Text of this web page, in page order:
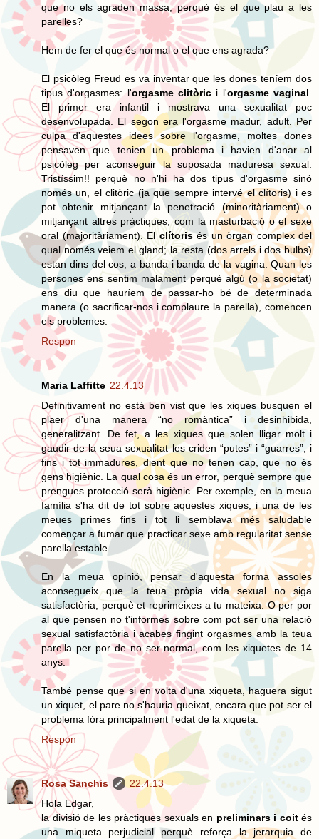
que no els agraden massa, perquè és el que plau a les
parelles?
Hem de fer el que és normal o el que ens agrada?
El psicòleg Freud es va inventar que les dones teníem dos
tipus d'orgasmes: l'orgasme clitòric i l'orgasme vaginal
El primer era infantil i mostrava una sexualitat poc
desenvolupada. El segon era l'orgasme madur, adult. Per
culpa d'aquestes idees sobre l'orgasme, moltes dones
pensaven que tenien un problema i havien d'anar al
psicòleg per aconseguir la suposada maduresa sexual.
Tristíssim!! perquè no n'hi ha dos tipus d'orgasme sinó
només un, el clitòric (ja que sempre intervé el clítoris) i es
pot obtenir mitjançant la penetració (minoritàriament) o
mitjançant altres pràctiques, com la masturbació o el sexe
oral (majoritàriament). Elclítorisés un òrgan complex del
qual només veiem el gland; la resta (dos arrels i dos bulbs)
estan dins del cos, a banda i banda de la vagina. Quan les
persones ens sentim malament perquè algú (o la societat)
ens diu que hauríem de passar-ho bé de determinada
manera (o sacrificar-nos i complaure la parella), comencen
els problemes.
Respon
Maria Laffitte 22.4.13
Definitivament no està ben vist que les xiques busquen el
plaer d'una manera “no romàntica” i desinhibida,
generalitzant. De fet, a les xiques que solen lligar molt i
gaudir de la seua sexualitat les criden “putes” i “guarres”, i
fins i tot immadures, dient que no tenen cap, que no és
gens higiènic. La qual cosa és un error, perquè sempre que
prengues protecció serà higiènic. Per exemple, en la meua
família s'ha dit de tot sobre aquestes xiques, i una de les
meues primes fins i tot li semblava més saludable
començar a fumar que practicar sexe amb regularitat sense
parella estable.
En la meua opinió, pensar d'aquesta forma assoles
aconsegueix que la teua pròpia vida sexual no siga
satisfactòria, perquè et reprimeixes a tu mateixa. O per por
al que pensen no t'informes sobre com pot ser una relació
sexual satisfactòria i acabes fingint orgasmes amb la teua
parella per por de no ser normal, com les xiquetes de 14
anys.
També pense que si en volta d'una xiqueta, haguera sigut
un xiquet, el pare no s'hauria queixat, encara que pot ser el
problema fóra principalment l'edat de la xiqueta.
Respon
Rosa Sanchis
22.4.13
Hola Edgar,
la divisió de les pràctiques sexuals en preliminars i coités
una miqueta perjudicial perquè reforça la jerarquia de